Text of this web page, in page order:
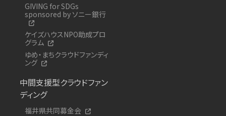
GIVING for SDGs
sponsored by ソニー銀行
ケイズハウスNPO助成プロ
グラム
ゆめ・まちクラウドファンディ
ング
中間支援型クラウドファン
ディング
福井県共同募金会